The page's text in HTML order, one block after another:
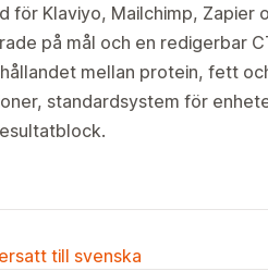
för Klaviyo, Mailchimp, Zapier
på mål och en redigerbar
mellan protein, fett
standardsystem för
till svenska